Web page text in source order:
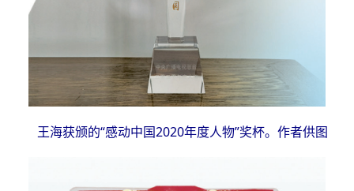
王海获颁的“感动中国2020年度人物”奖杯。作者供图